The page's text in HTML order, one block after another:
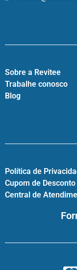
Sobre a Revitee
Trabalhe conosco
Blog
Política de
Cupom de Desconto
Central de